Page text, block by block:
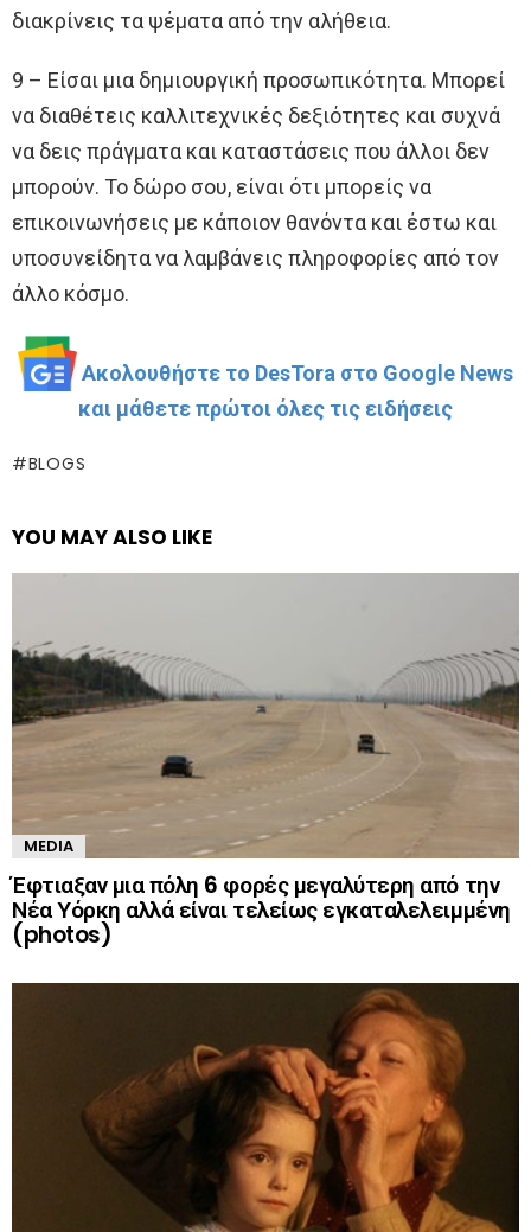
διακρίνεις τα ψέματα από την αλήθεια.
9 – Είσαι μια δημιουργική προσωπικότητα. Μπορεί
να διαθέτεις καλλιτεχνικές δεξιότητες και συχνά
να δεις πράγματα και καταστάσεις που άλλοι δεν
μπορούν. Το δώρο σου, είναι ότι μπορείς να
επικοινωνήσεις με κάποιον θανόντα και έστω και
υποσυνείδητα να λαμβάνεις πληροφορίες από τον
άλλο κόσμο.
Ακολουθήστε το DesTora στο Google News
και μάθετε πρώτοι όλες τις ειδήσεις
BLOGS
YOU MAY ALSO LIKE
MEDIA
Έφτιαξαν μια πόλη 6 φορές μεγαλύτερη από την
Νέα Υόρκη αλλά είναι τελείως εγκαταλελειμμένη
(photos)